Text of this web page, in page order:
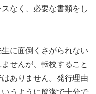
なく、必要な書類をし
生に面倒くさがられない
せんが、転校すること
ありません。発行理由
うように簡潔で十分で